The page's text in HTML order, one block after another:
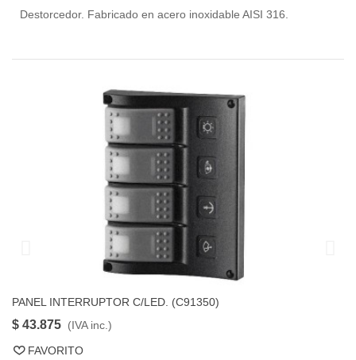
Destorcedor. Fabricado en acero inoxidable AISI 316.
FAVORITO
PANEL INTERRUPTOR C/LED. (C91350)
$ 43.875 (IVA inc.)
FAVORITO